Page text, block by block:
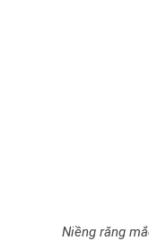
Niềng răng